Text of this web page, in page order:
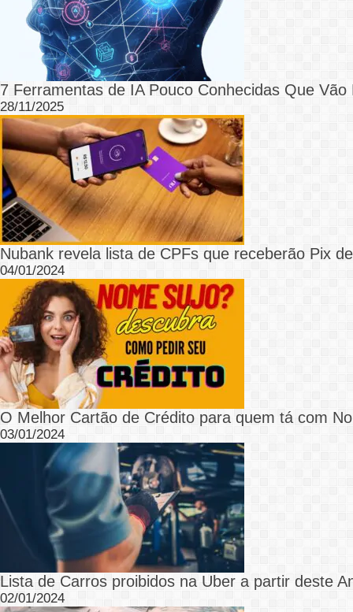
7 Ferramentas de IA Pouco Conhecidas Que
28/11/2025
Nubank revela lista de CPFs que receberão Pix
04/01/2024
O Melhor Cartão de Crédito para quem tá com
03/01/2024
Lista de Carros proibidos na Uber a partir deste
02/01/2024